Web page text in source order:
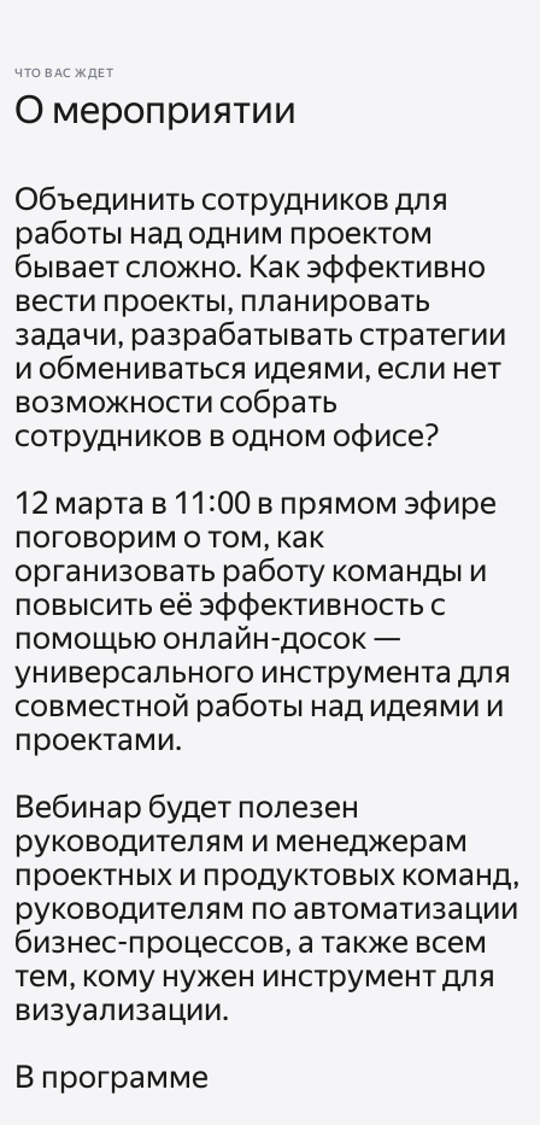
ЧТО ВАС ЖДЕТ
О мероприятии
Объединить сотрудников для
работы над одним проектом
бывает сложно. Как эффективно
вести проекты, планировать
задачи, разрабатывать стратегии
и обмениваться идеями, если нет
возможности собрать
сотрудников в одном офисе?
12 марта в 11:00 в прямом эфире
поговорим о том, как
организовать работу команды и
повысить её эффективность с
помощью онлайн-досок —
универсального инструмента для
совместной работы над идеями и
проектами.
Вебинар будет полезен
руководителям и менеджерам
проектных и продуктовых команд,
руководителям по автоматизации
бизнес-процессов, а также всем
тем, кому нужен инструмент для
визуализации.
В программе